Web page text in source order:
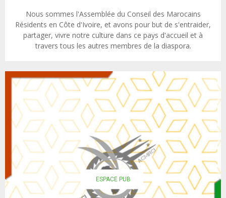
Nous sommes l'Assemblée du Conseil des Marocains
Résidents en Côte d'Ivoire, et avons pour but de s'entraider,
partager, vivre notre culture dans ce pays d'accueil et à
travers tous les autres membres de la diaspora.
ESPACE PUB